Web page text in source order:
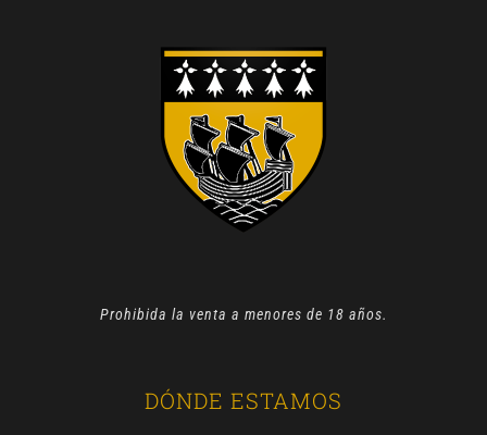
Prohibida la venta a menores de 18 años.
DÓNDE ESTAMOS